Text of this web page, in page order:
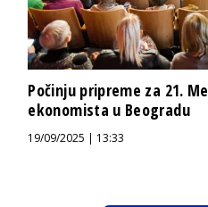
Počinju pripreme za 21.
ekonomista u Beogradu
19/09/2025 | 13:33